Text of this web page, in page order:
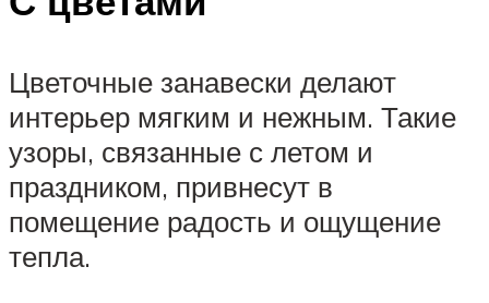
Цветочные занавески делают
интерьер мягким и нежным. Такие
узоры, связанные с летом и
праздником, привнесут в
помещение радость и ощущение
тепла.